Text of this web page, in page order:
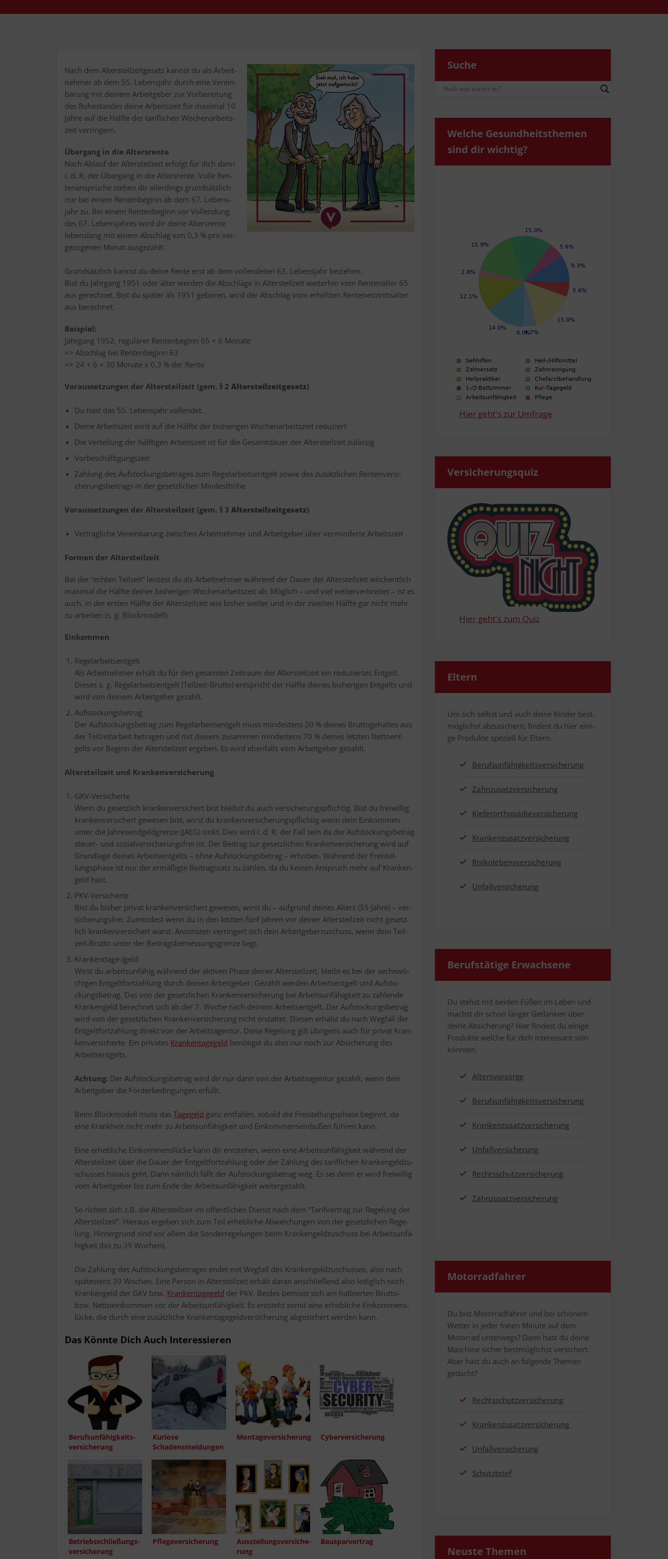
Nach dem Alters­teil­zeit­ge­setz kannst du als Arbeit­
neh­mer ab dem 55. Lebens­jahr durch eine Ver­ein­
ba­rung mit dei­nem Arbeit­ge­ber zur Vor­be­rei­tung
des Ruhe­stan­des dei­ne Arbeits­zeit für maxi­mal 10
Jah­re auf die Hälf­te der tarif­li­chen Wochen­ar­beits­
zeit verringern.
Über­gang in die Alters­ren­te
Nach Ablauf der Alters­teil­zeit erfolgt für dich dann
i. d. R. der Über­gang in die Alters­ren­te. Vol­le Ren­
ten­an­sprü­che ste­hen dir aller­dings grund­sätz­lich
nur bei einem Ren­ten­be­ginn ab dem 67. Lebens­
jahr zu. Bei einem Ren­ten­be­ginn vor Voll­endung
des 67. Lebens­jah­res wird dir dei­ne Alters­ren­te
lebens­lang mit einem Abschlag von 0,3 % pro vor­
ge­zo­ge­nen Monat aus­ge­zahlt.
Grund­sätz­lich kannst du dei­ne Ren­te erst ab dem voll­ende­ten 63. Lebens­jahr bezie­hen.
Bist du Jahr­gang 1951 oder älter wer­den die Abschlä­ge in Alters­teil­zeit wei­ter­hin vom Ren­ten­al­ter 65
aus gerech­net. Bist du spä­ter als 1951 gebo­ren, wird der Abschlag vom erhöh­ten Ren­ten­ein­tritts­al­ter
aus berechnet.
Bei­spiel:
Jahr­gang 1952, regu­lä­rer Ren­ten­be­ginn 65 + 6 Mona­te
=> Abschlag bei Ren­ten­be­ginn 63
=> 24 + 6 = 30 Mona­te x 0,3 % der Rente
Vor­aus­set­zun­gen der Alters­teil­zeit (gem. § 2 Alters­teil­zeit­ge­setz)
Du hast das 55. Lebens­jahr vollendet.
Dei­ne Arbeits­zeit wird auf die Hälf­te der bis­he­ri­gen Wochen­ar­beits­zeit reduziert
Die Ver­tei­lung der hälf­ti­gen Arbeits­zeit ist für die Gesamt­dau­er der Alters­teil­zeit zulässig
Vor­be­schäf­ti­gungs­zeit
Zah­lung des Auf­sto­ckungs­be­tra­ges zum Regel­ar­beits­ent­gelt sowie des zusätz­li­chen Ren­ten­ver­si-
che­rungs­bei­trags in der gesetz­li­chen Mindesthöhe
Vor­aus­set­zun­gen der Alters­teil­zeit (gem. § 3 Alters­teil­zeit­ge­setz)
Ver­trag­li­che Ver­ein­ba­rung zwi­schen Arbeit­neh­mer und Arbeit­ge­ber über ver­min­der­te Arbeitszeit
For­men der Altersteilzeit
Bei der “ech­ten Teil­zeit” leis­test du als Arbeit­neh­mer wäh­rend der Dau­er der Alters­teil­zeit wöchent­lich
maxi­mal die Hälf­te dei­ner bis­he­ri­gen Wochen­ar­beits­zeit ab. Mög­lich – und viel wei­ter­ver­brei­tet – ist es
auch, in der ers­ten Hälf­te der Alters­teil­zeit wie bis­her wei­ter und in der zwei­ten Hälf­te gar nicht mehr
zu arbei­ten (s. g. Blockmodell).
Ein­kom­men
Regel­ar­beits­ent­gelt
Als Arbeit­neh­mer erhält du für den gesam­ten Zeit­raum der Alters­teil­zeit ein redu­zier­tes Ent­gelt.
Die­ses s. g. Regel­ar­beits­ent­gelt (Teil­zeit-Brut­to) ent­spricht der Hälf­te dei­nes bis­he­ri­gen Ent­gelts und
wird von dei­nem Arbeit­ge­ber gezahlt.
Auf­sto­ckungs­be­trag
Der Auf­sto­ckungs­be­trag zum Regel­ar­beits­ent­gelt muss min­des­tens 20 % dei­nes Brut­to­ge­hal­tes aus
der Teil­zeit­ar­beit betra­gen und mit die­sem zusam­men min­des­tens 70 % dei­nes letz­ten Net­to­ent­
gelts vor Beginn der Alters­teil­zeit erge­ben. Es wird eben­falls vom Arbeit­ge­ber gezahlt.
Alters­teil­zeit und Krankenversicherung
GKV-Ver­si­cher­te
Wenn du gesetz­lich kran­ken­ver­si­chert bist bleibst du auch ver­si­che­rungs­pflich­tig. Bist du frei­wil­lig
kran­ken­ver­si­chert gewe­sen bist, wirst du kran­ken­ver­si­che­rungs­pflich­tig wenn dein Ein­kom­men
unter die Jah­res­end­geld­gren­ze (JAEG) sinkt. Dies wird i. d. R. der Fall sein da der Auf­sto­ckungs­be­trag
steu­er- und sozi­al­ver­si­che­rungs­frei ist. Der Bei­trag zur gesetz­li­chen Kran­ken­ver­si­che­rung wird auf
Grund­la­ge dei­nes Arbeits­ent­gelts – ohne Auf­sto­ckungs­be­trag – erho­ben. Wäh­rend der Frei­stel­
lungs­pha­se ist nur der ermä­ßig­te Bei­trags­satz zu zah­len, da du kei­nen Anspruch mehr auf Kran­ken­
geld hast.
PKV-Ver­si­cher­te
Bist du bis­her pri­vat kran­ken­ver­si­chert gewe­sen, wirst du – auf­grund dei­nes Alters (55 Jah­re) – ver­
si­che­rungs­frei. Zumin­dest wenn du in den letz­ten fünf Jah­ren vor dei­ner Alters­teil­zeit nicht gesetz­
lich kran­ken­ver­si­chert warst. Ansons­ten ver­rin­gert sich dein Arbeit­ge­ber­zu­schuss, wenn dein Teil­
zeit-Brut­to unter der Bei­trags­be­mes­sungs­gren­ze liegt.
Kranken(tage-)geld
Wirst du arbeits­un­fä­hig wäh­rend der akti­ven Pha­se dei­ner Alters­teil­zeit, bleibt es bei der sechs­wö­
chi­gen Ent­gelt­fort­zah­lung durch dei­nen Arbeit­ge­ber. Gezahlt wer­den Arbeits­ent­gelt und Auf­sto­
ckungs­be­trag. Das von der gesetz­li­chen Kran­ken­ver­si­che­rung bei Arbeits­un­fä­hig­keit zu zah­len­de
Kran­ken­geld berech­net sich ab der 7. Woche nach dei­nem Arbeits­ent­gelt. Der Auf­sto­ckungs­be­trag
wird von der gesetz­li­chen Kran­ken­ver­si­che­rung nicht erstat­tet. Die­sen erhälst du nach Weg­fall der
Ent­gelt­fort­zah­lung direkt von der Arbeits­agen­tur. Die­se Rege­lung gilt übri­gens auch für pri­vat Kran­
ken­ver­si­cher­te. Ein pri­va­tes Kran­ken­ta­ge­geld benö­tigst du also nur noch zur Absi­che­rung des
Arbeits­ent­gelts.
Ach­tung: Der Auf­sto­ckungs­be­trag wird dir nur dann von der Arbeits­agen­tur gezahlt, wenn dein
Arbeit­ge­ber die För­der­be­din­gun­gen erfüllt.
Beim Block­mo­dell muss das Tage­geld ganz ent­fal­len, sobald die Frei­stel­lungs­pha­se beginnt, da
eine Krank­heit nicht mehr zu Arbeits­un­fä­hig­keit und Ein­kom­mens­ein­bu­ßen füh­ren kann.
Eine erheb­li­che Ein­kom­mens­lü­cke kann dir ent­ste­hen, wenn eine Arbeits­un­fä­hig­keit wäh­rend der
Alters­teil­zeit über die Dau­er der Ent­gelt­fort­zah­lung oder der Zah­lung des tarif­li­chen Kran­ken­geld­zu­
schus­ses hin­aus geht. Dann näm­lich fällt der Auf­sto­ckungs­be­trag weg. Es sei denn er wird frei­wil­lig
vom Arbeit­ge­ber bis zum Ende der Arbeits­un­fä­hig­keit wei­ter­ge­zahlt.
So rich­tet sich z.B. die Alters­teil­zeit im öffent­li­chen Dienst nach dem “Tarif­ver­trag zur Rege­lung der
Alters­teil­zeit”. Hier­aus erge­ben sich zum Teil erheb­li­che Abwei­chun­gen von der gesetz­li­chen Rege­
lung. Hin­ter­grund sind vor allem die Son­der­re­ge­lun­gen beim Kran­ken­geld­zu­schuss bei Arbeits­un­fä­
hig­keit (bis zu 39 Wochen).
Die Zah­lung des Auf­sto­ckungs­be­tra­ges endet mit Weg­fall des Kran­ken­geld­zu­schus­ses, also nach
spä­tes­tens 39 Wochen. Eine Per­son in Alters­teil­zeit erhält dar­an anschlie­ßend also ledig­lich noch
Kran­ken­geld der GKV bzw. Kran­ken­ta­ge­geld der PKV. Bei­des bemisst sich am hal­bier­ten Brut­to-
bzw. Net­to­ein­kom­men vor der Arbeits­un­fä­hig­keit. Es ent­steht somit eine erheb­li­che Ein­kom­mens­
lü­cke, die durch eine zusätz­li­che Kran­ken­ta­ge­geld­ver­si­che­rung abge­si­chert wer­den kann.
Das Könn­te Dich Auch Interessieren
Berufs­un­fä­hig­keits­
ver­si­che­rung
Kurio­se
Schadensmeldungen
Mon­ta­ge­ver­si­che­rung Cyber­ver­si­che­rung
Betriebs­schlie­ßungs­
ver­si­che­rung
Pfle­ge­ver­si­che­rung
Aus­stel­lungs­ver­si­che­
rung
Bau­spar­ver­trag
Suche
Wel­che Gesund­heits­the­men
sind dir wichtig?
Hier geht's zur Umfrage
Ver­si­che­rungs­quiz
Hier geht's zum Quiz
Eltern
Um sich selbst und auch dei­ne Kin­der best­
mög­lichst abzu­si­chern, fin­dest du hier eini­
ge Pro­duk­te spe­zi­ell für Eltern.
Berufs­un­fä­hig­keits­ver­si­che­rung
Zahn­zu­satz­ver­si­che­rung
Kie­fer­or­tho­pä­die­ver­si­che­rung
Kran­ken­zu­satz­ver­si­che­rung
Risi­ko­le­bens­ver­si­che­rung
Unfall­ver­si­che­rung
Berufs­tä­ti­ge Erwachsene
Du stehst mit bei­den Füßen im Leben und
machst dir schon län­ger Gedan­ken über
dei­ne Absi­che­rung? Hier fin­dest du eini­ge
Pro­duk­te wel­che für dich inter­es­sant sein
könnten.
Alters­vor­sor­ge
Berufs­un­fä­hig­keits­ver­si­che­rung
Kran­ken­zu­satz­ver­si­che­rung
Unfall­ver­si­che­rung
Rechts­schutz­ver­si­che­rung
Zahn­zu­satz­ver­si­che­rung
Motor­rad­fah­rer
Du bist Motor­rad­fah­rer und bei schö­nem
Wet­ter in jeder frei­en Minu­te auf dem
Motor­rad unter­wegs? Dann hast du dei­ne
Maschi­ne sicher best­mög­lichst ver­si­chert.
Aber hast du auch an fol­gen­de The­men
gedacht?
Rechts­schutz­ver­si­che­rung
Kran­ken­zu­satz­ver­si­che­rung
Unfall­ver­si­che­rung
Schutz­brief
Neus­te Themen